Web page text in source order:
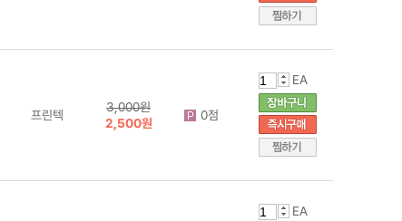
프린텍
3,000원
2,500원
0점
EA
EA